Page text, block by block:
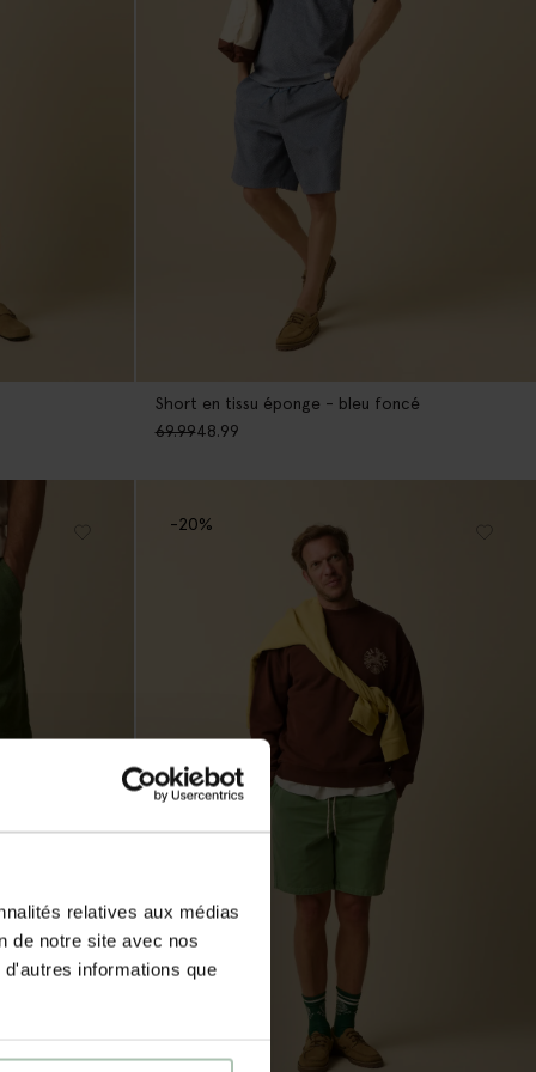
relatives aux médias
de notre site avec nos
informations que
Short en tissu éponge - bleu foncé
69.9948.99
-20%